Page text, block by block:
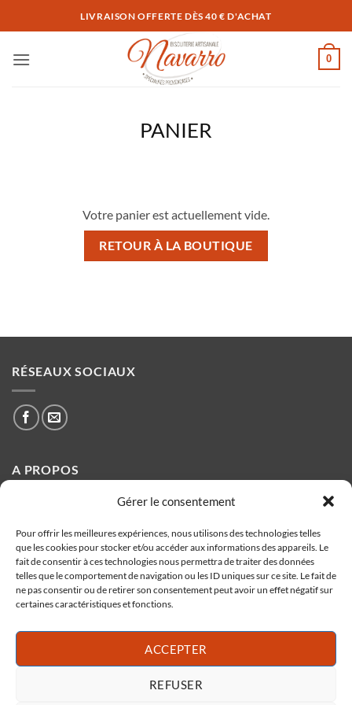
Gérer le consentement
Pour offrir les meilleures expériences, nous utilisons des technologies telles
que les cookies pour stocker et/ou accéder aux informations des appareils. Le
fait de consentir à ces technologies nous permettra de traiter des données
telles que le comportement de navigation ou les ID uniques sur ce site. Le fait de
ne pas consentir ou de retirer son consentement peut avoir un effet négatif sur
certaines caractéristiques et fonctions.
ACCEPTER
REFUSER
au
LIVRAISON OFFERTE DÈS 40 € D'ACHAT
0
PANIER
Votre panier est actuellement vide.
RETOUR À LA BOUTIQUE
RÉSEAUX SOCIAUX
A PROPOS
propose toute l'année des spécialités Provençales issues de
sa production artisanale.
BISCUITERIE NAVARRO
83190 Ollioules